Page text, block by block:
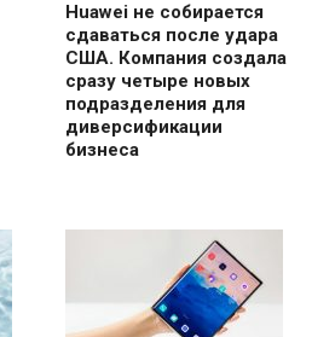
Huawei не собирается
сдаваться после удара
США. Компания создала
сразу четыре новых
подразделения для
диверсификации
бизнеса